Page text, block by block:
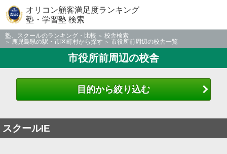
オリコン顧客満足度ランキング
塾・学習塾 検索
塾、スクールのランキング・比較
校舎検索
鹿児島県の駅・市区町村から探す
市役所前周辺の校舎一覧
市役所前周辺の校舎
目的から絞り込む
スクールIE